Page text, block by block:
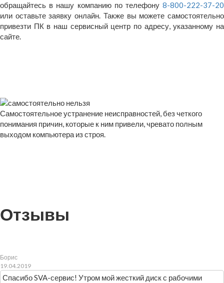
обращайтесь в нашу компанию по телефону 8-800-222-37-20
или оставьте заявку онлайн. Также вы можете самостоятельно
привезти ПК в наш сервисный центр по адресу, указанному на
сайте.
Самостоятельное устранение неисправностей, без четкого
понимания причин, которые к ним привели, чревато полным
выходом компьютера из строя.
Отзывы
Борис
19.04.2019
Спасибо SVA-сервис! Утром мой жесткий диск с рабочими